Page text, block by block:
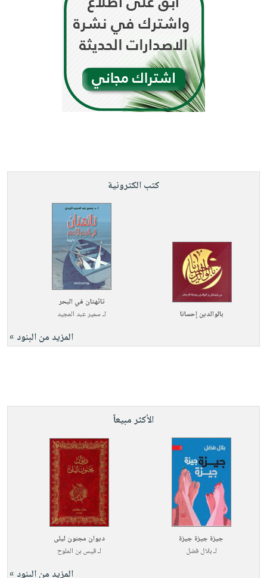
كتب الكترونية
بالوالدين إحسانا
تائهتان في البحر
لـسمير عبد المجيد
المزيد من البنود »
الأكثر مبيعاً
جيزة جيزة جيزة
لـبلال فضل
ديوان مجنون ليلى
لـقيس بن الملوح
المزيد من البنود »